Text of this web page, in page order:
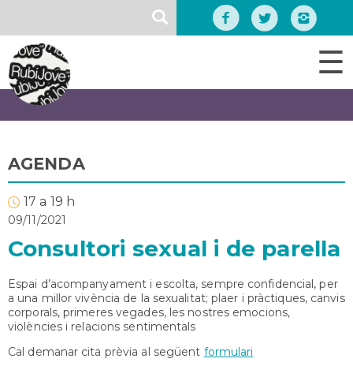
contingut
☰
AGENDA
17 a 19 h
09/11/2021
Consultori sexual i de parella
Espai d’acompanyament i escolta, sempre confidencial, per
a una millor vivència de la sexualitat; plaer i pràctiques, canvis
corporals, primeres vegades, les nostres emocions,
violències i relacions sentimentals
Cal demanar cita prèvia al següent formulari